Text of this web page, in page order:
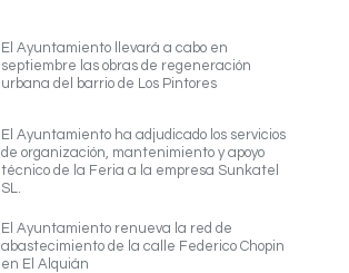
El Ayuntamiento llevará a cabo en
septiembre las obras de regeneración
urbana del barrio de Los Pintores
El Ayuntamiento ha adjudicado los servicios
de organización, mantenimiento y apoyo
técnico de la Feria a la empresa Sunkatel
SL.
El Ayuntamiento renueva la red de
abastecimiento de la calle Federico Chopin
en El Alquián